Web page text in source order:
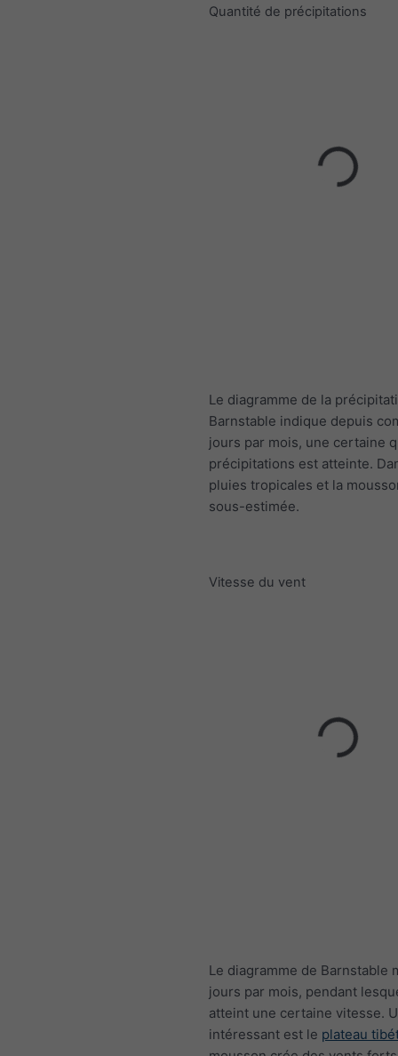
Quantité de précipitations
Le diagramme de la
Barnstable indique depuis
jours par mois, une certaine
précipitations est atteinte.
pluies tropicales et la
sous-estimée.
Vitesse du vent
Le diagramme de Barnstable
jours par mois, pendant
atteint une certaine vitesse.
intéressant est le plateau